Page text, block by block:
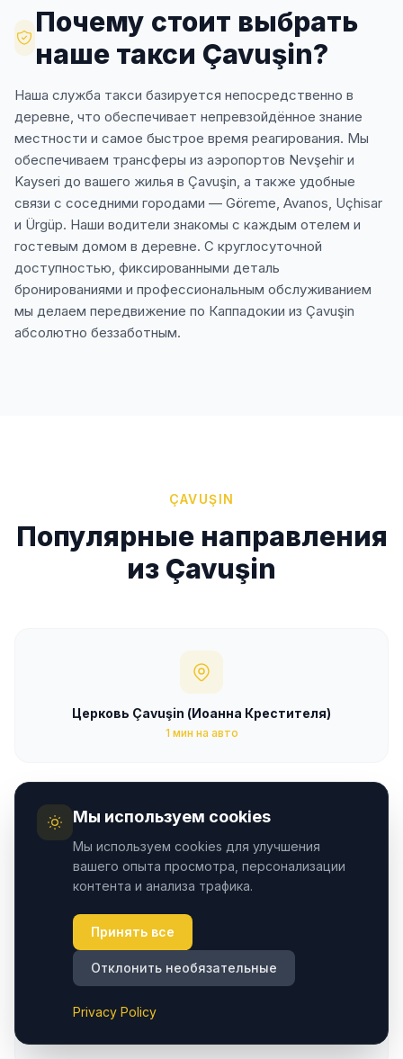
Почему стоит выбрать
наше такси Çavuşin?
Наша служба такси базируется непосредственно в
деревне, что обеспечивает непревзойдённое знание
местности и самое быстрое время реагирования. Мы
обеспечиваем трансферы из аэропортов Nevşehir и
Kayseri до вашего жилья в Çavuşin, а также удобные
связи с соседними городами — Göreme, Avanos, Uçhisar
и Ürgüp. Наши водители знакомы с каждым отелем и
гостевым домом в деревне. С круглосуточной
доступностью, фиксированными деталь
бронированиями и профессиональным обслуживанием
мы делаем передвижение по Каппадокии из Çavuşin
абсолютно беззаботным.
ÇAVUŞIN
Популярные направления
из Çavuşin
Церковь Çavuşin (Иоанна Крестителя)
1 мин на авто
Музей под открытым небом Göreme
5 мин на авто
Гончарные мастерские Avanos
Мы используем cookies
Мы используем cookies для улучшения
вашего опыта просмотра, персонализации
контента и анализа трафика.
Принять все
Отклонить необязательные
Privacy Policy